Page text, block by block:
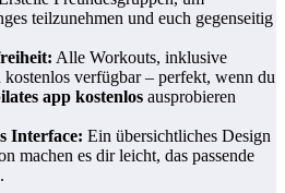
teilzunehmen und euch gegenseitig
Alle Workouts, inklusive
kostenlos verfügbar – perfekt, wenn du
app kostenlos ausprobieren
Interface: Ein übersichtliches Design
machen es dir leicht, das passende